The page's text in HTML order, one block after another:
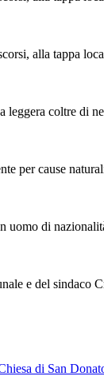
alla tappa
coltre di
per cause
uomo di
e del sindaco